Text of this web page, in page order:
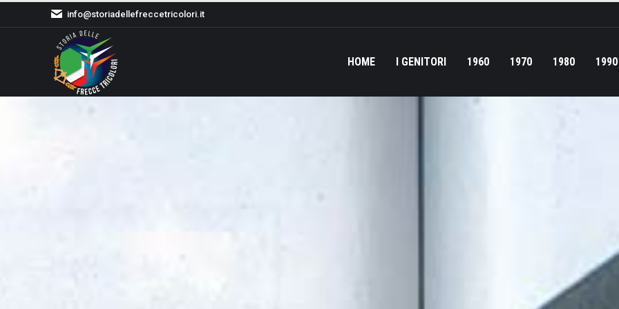
info@storiadellefreccetricolori.it
HOME I GENITORI 1960 1970 1980 1990